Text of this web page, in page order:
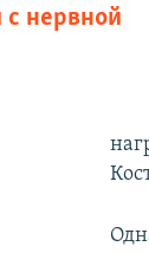
нервной